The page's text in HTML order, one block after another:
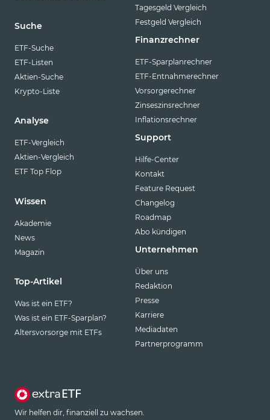
Suche
ETF-Suche
ETF-Listen
Aktien-Suche
Krypto-Liste
Analyse
ETF-Vergleich
Aktien-Vergleich
ETF Top Flop
Wissen
Akademie
News
Magazin
Top-Artikel
Was ist ein ETF?
Was ist ein ETF-Sparplan?
Altersvorsorge mit ETFs
Tagesgeld Vergleich
Festgeld Vergleich
Finanzrechner
ETF-Sparplanrechner
ETF-Entnahmerechner
Vorsorgerechner
Zinseszinsrechner
Inflationsrechner
Support
Hilfe-Center
Kontakt
Feature Request
Changelog
Roadmap
Abo kündigen
Unternehmen
Über uns
Redaktion
Presse
Karriere
Mediadaten
Partnerprogramm
Wir helfen dir, finanziell zu wachsen.